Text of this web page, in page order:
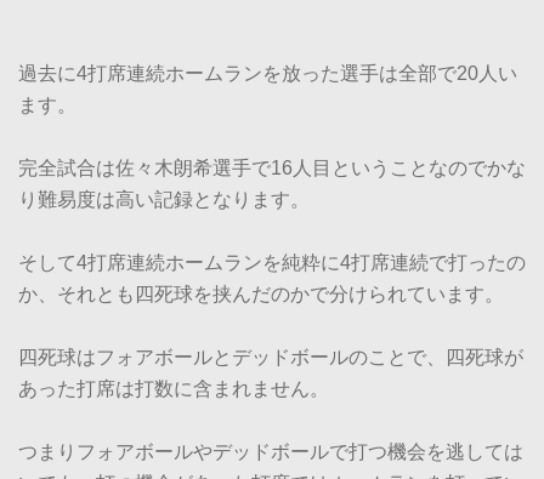
過去に4打席連続ホームランを放った選手は全部で20人い
ます。
完全試合は佐々木朗希選手で16人目ということなのでかな
り難易度は高い記録となります。
そして4打席連続ホームランを純粋に4打席連続で打ったの
か、それとも四死球を挟んだのかで分けられています。
四死球はフォアボールとデッドボールのことで、四死球が
あった打席は打数に含まれません。
つまりフォアボールやデッドボールで打つ機会を逃しては